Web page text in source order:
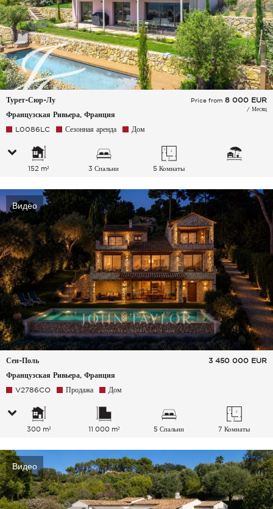
Турет-Сюр-Лу
Французская Ривьера, Франция
Price from 8 000 EUR
/ Месяц
L0086LC Сезонная аренда Дом
152 m² 3 Спальни 5 Комнаты
Видео
Сен-Поль
Французская Ривьера, Франция
3 450 000 EUR
V2786CO Продажа Дом
300 m² 11 000 m² 5 Спальни 7 Комнаты
Видео